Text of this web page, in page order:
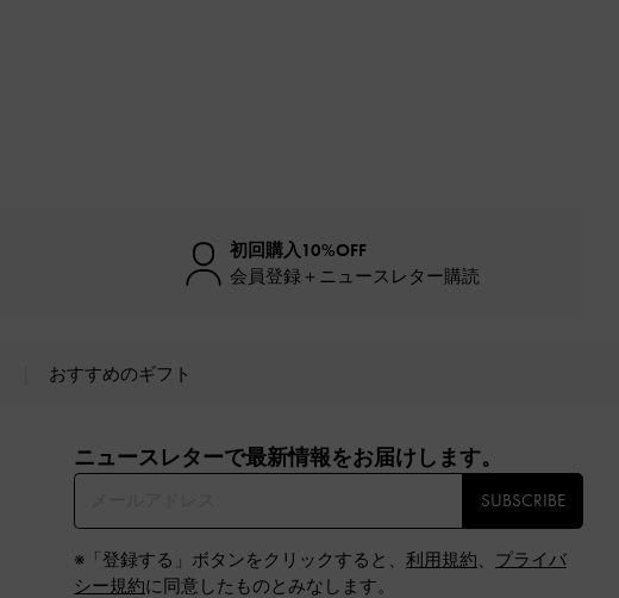
初回購入10%OFF
会員登録＋ニュースレター購読
おすすめのギフト
ニュースレターで最新情報をお届けします。​
SUBSCRIBE
※「登録する」ボタンをクリックすると、 利用規約、 プライバ
シー規約に同意したものとみなします。